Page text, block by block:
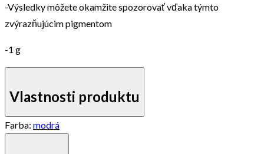
-Výsledky môžete okamžite spozorovať vďaka týmto
zvýrazňujúcim pigmentom
-1 g
Vlastnosti produktu
Farba: modrá